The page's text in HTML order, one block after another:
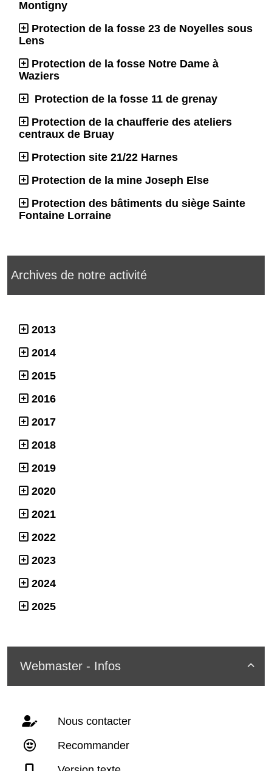
Montigny
Protection de la fosse 23 de Noyelles sous
Lens
Protection de la fosse Notre Dame à
Waziers
Protection de la fosse 11 de grenay
Protection de la chaufferie des ateliers
centraux de Bruay
Protection site 21/22 Harnes
Protection de la mine Joseph Else
Protection des bâtiments du siège Sainte
Fontaine Lorraine
Archives de notre activité
2013
2014
2015
2016
2017
2018
2019
2020
2021
2022
2023
2024
2025

Webmaster - Infos
Nous contacter
Recommander